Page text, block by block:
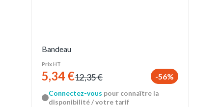
Bandeau
Prix HT
5,34 €12,35 € -56%
Connectez-vous pour connaître la
disponibilité / votre tarif